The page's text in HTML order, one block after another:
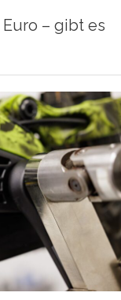
– gibt es